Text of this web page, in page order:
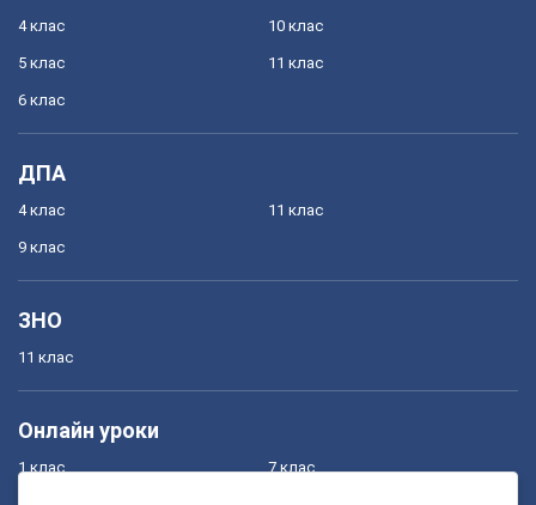
4 клас
5 клас
6 клас
10 клас
11 клас
ДПА
4 клас
9 клас
11 клас
ЗНО
11 клас
Онлайн уроки
1 клас 7 клас